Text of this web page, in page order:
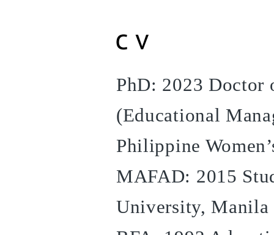
PhD: 2023 Doctor
(Educational
Philippine
MAFAD: 2015
University, Manila